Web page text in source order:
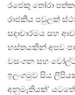
රජෙකු තෝරා
රාජකීය පවුලක්
සදාචාරමය සහ
හස්තයකින් අපව
වසංගන සහ
ඉලංගමුව සිය
අනුමැතියක්’ යටතේ